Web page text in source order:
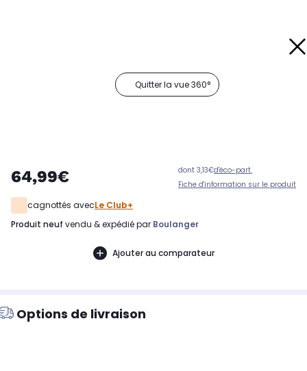
Quitter la vue 360°
64,99€ dont 3,13€d'éco-part.
Fiche d'information sur le produit
cagnottés avecLe Club+
produit neuf vendu & expédié par Boulanger
Ajouter au comparateur
Options de livraison